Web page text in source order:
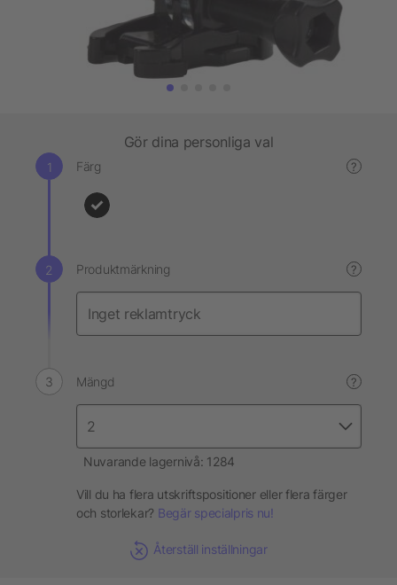
Gör dina personliga val
Färg ?
Produktmärkning ?
Mängd ?
Nuvarande lagernivå: 1284
Vill du ha flera utskriftspositioner eller flera färger
och storlekar? Begär specialpris nu!
Återställ inställningar